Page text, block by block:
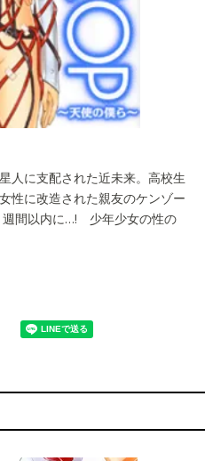
人に支配された近未来。高校生
性に改造された親友のケンゾー
週間以内に…! 少年少女の性の